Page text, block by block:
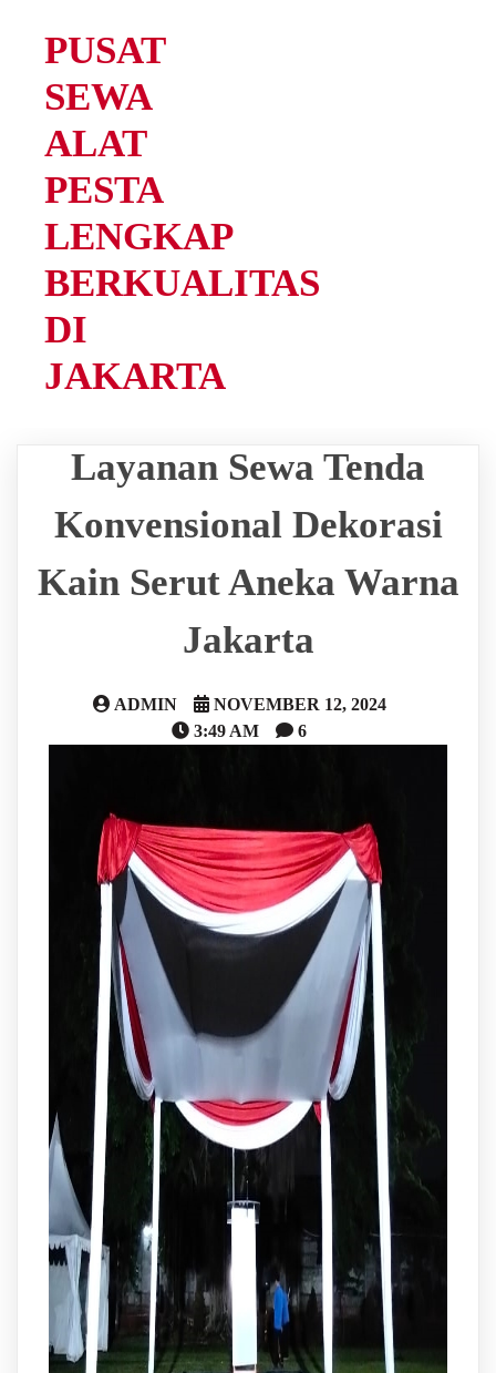
PUSAT
SEWA
ALAT
PESTA
LENGKAP
BERKUALITAS
DI
JAKARTA
Layanan Sewa Tenda
Konvensional Dekorasi
Kain Serut Aneka Warna
Jakarta
ADMIN
NOVEMBER 12, 2024
3:49 AM
6